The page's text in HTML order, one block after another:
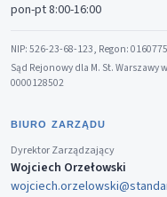
pon-pt 8:00-16:00
NIP: 526-23-68-123, Regon:
Sąd Rejonowy dla M. St. Warszawy
0000128502
BIURO ZARZĄDU
Dyrektor Zarządzający
Wojciech Orzełowski